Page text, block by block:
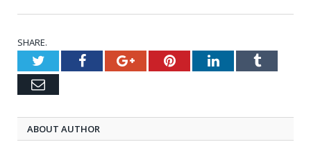
SHARE.
TwitterFacebookGoogle+PinterestLinkedInTumblr
Email
ABOUT AUTHOR